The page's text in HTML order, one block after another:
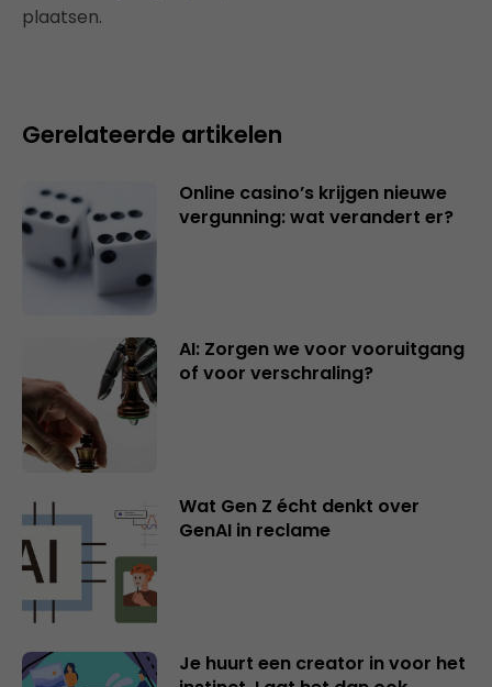
plaatsen.
Gerelateerde artikelen
Online casino’s krijgen nieuwe
vergunning: wat verandert er?
AI: Zorgen we voor vooruitgang
of voor verschraling?
Wat Gen Z écht denkt over
GenAI in reclame
Je huurt een creator in voor het